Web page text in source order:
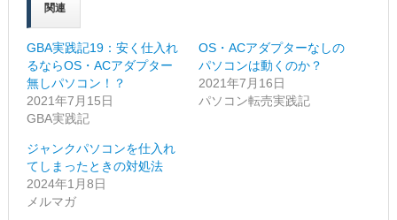
関連
GBA実践記19：安く仕入れ
るならOS・ACアダプター
無しパソコン！？
2021年7月15日
GBA実践記
OS・ACアダプターなしの
パソコンは動くのか？
2021年7月16日
パソコン転売実践記
ジャンクパソコンを仕入れ
てしまったときの対処法
2024年1月8日
メルマガ